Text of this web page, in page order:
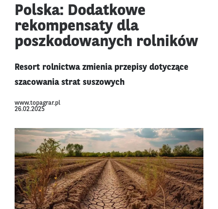
Polska: Dodatkowe
rekompensaty dla
poszkodowanych rolników
Resort rolnictwa zmienia przepisy dotyczące
szacowania strat suszowych
www.topagrar.pl
26.02.2025